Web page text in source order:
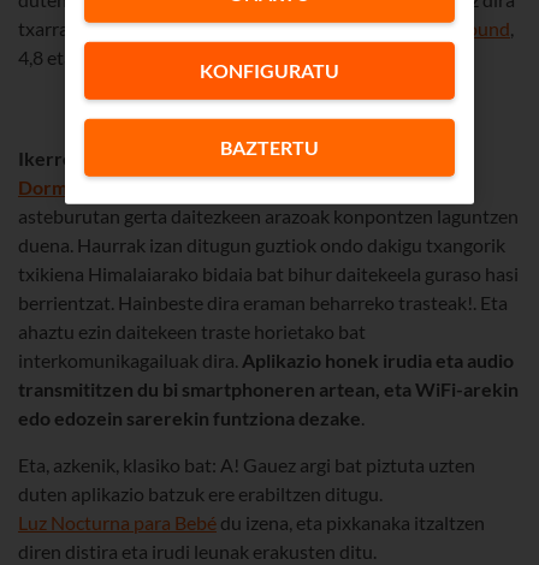
txarrak izangoHair Dryer SoundetaVacuum Cleaner Sound,
4,8 eta 4,5 puntu baitituzte, hurrenez hurren.
Ikerrek gomendatu digun beste aplikazioetako bat
Dormi Baby Monitorinterkomunikagailua da, edozein
asteburutan gerta daitezkeen arazoak konpontzen laguntzen
duena. Haurrak izan ditugun guztiok ondo dakigu txangorik
txikiena Himalaiarako bidaia bat bihur daitekeela guraso hasi
berrientzat. Hainbeste dira eraman beharreko trasteak!. Eta
ahaztu ezin daitekeen traste horietako bat
interkomunikagailuak dira. Aplikazio honek irudia eta audio
transmititzen du bi smartphoneren artean, eta WiFi-arekin
edo edozein sarerekin funtziona dezake.
Eta, azkenik, klasiko bat: A! Gauez argi bat piztuta uzten
duten aplikazio batzuk ere erabiltzen ditugu.
Luz Nocturna para Bebé du izena, eta pixkanaka itzaltzen
diren distira eta irudi leunak erakusten ditu.
KONFIGURATU
BAZTERTU